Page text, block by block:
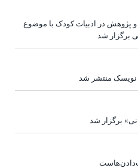
در ادبیات کودک با موضوع
برگزار شد
منتشر شد
برگزار شد